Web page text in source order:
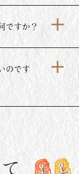
ですか？
のです